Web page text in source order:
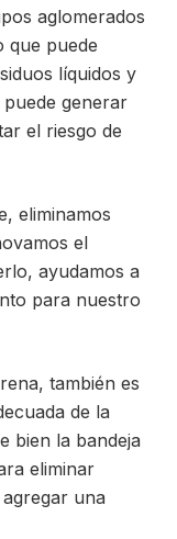
aglomerados
que puede
líquidos y
generar
el riesgo de
eliminamos
el
ayudamos a
para nuestro
también es
de la
bien la bandeja
eliminar
una